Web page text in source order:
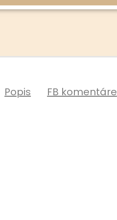
Popis FB komentáre